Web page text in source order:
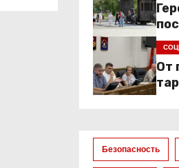
От
Безопасность